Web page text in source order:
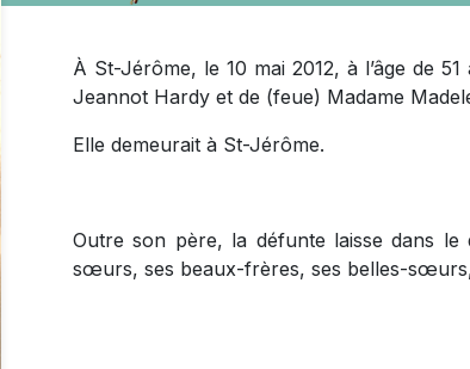
À St-Jérôme, le 10 mai 2012, à l’âge de
Jeannot Hardy et de (feue) Madame
Elle demeurait à St-Jérôme.
Outre son père, la défunte laisse dans
sœurs, ses beaux-frères, ses belles-